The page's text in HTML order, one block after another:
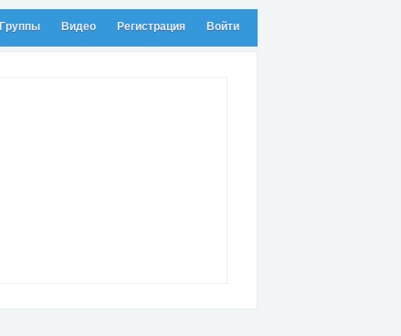
Группы Видео Регистрация Войти